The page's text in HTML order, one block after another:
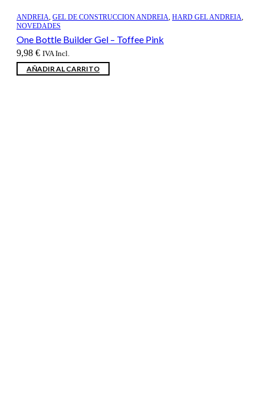
ANDREIA, GEL DE CONSTRUCCION ANDREIA, HARD GEL ANDREIA,
NOVEDADES
One Bottle Builder Gel – Toffee Pink
9,98 € IVA Incl.
AÑADIR AL CARRITO